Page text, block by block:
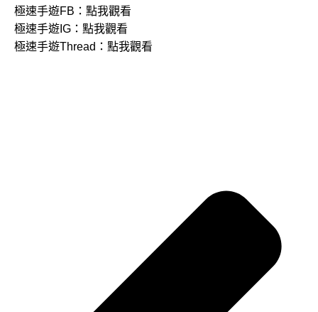
極速手遊FB： 點我觀看
極速手遊IG： 點我觀看
極速手遊Thread： 點我觀看